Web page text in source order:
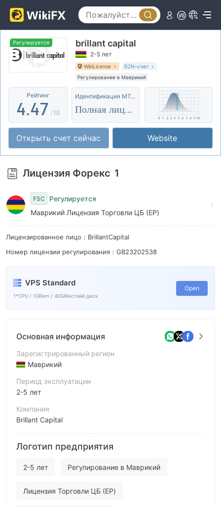
Регулируется brillant capital
2-5 лет
WikiLicense
ECN-счет
Регулирование в Маврикий
Лицензия Торговли ЦБ (EP)
Основной стандарт MT5
Региональный трейдер
Оффшорное регулирование
Рейтинг
0
1
3
4
5
6
7
9
.
0
1
3
4
5
6
7
8
9
2
3
4
6
7
8
9
/10
Идентификация MT4/5
Полная лицензия
Открыть счет сейчас Website
Лицензия Форекс 1
FSC
Регулируется
Маврикий Лицензия Торговли ЦБ (EP)
Лицензированное лицо：BrillantCapital
Номер лицензии регулирования：GB23202538
VPS Standard
1*CPU / 1GRam / 40GЖесткий диск
Open
Основная информация
Зарегистрированный регион
Маврикий
Период эксплуатации
2-5 лет
Компания
Brillant Capital
Аббревиатура
brillant capital
Сотрудник компании
Логотип предприятия
2-5 лет Регулирование в Маврикий
Лицензия Торговли ЦБ (EP)